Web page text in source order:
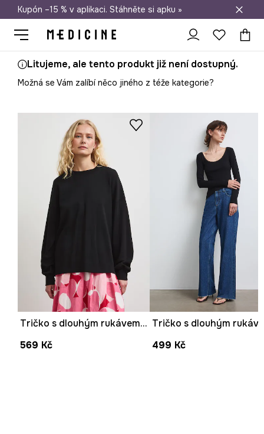
Doprava zdarma při nákupu nad 1 200 Kč
Kupón –15 % v aplikaci. Stáhněte si apku »
Litujeme, ale tento produkt již není dostupný.
Možná se Vám zalíbí něco jiného z téže kategorie?
Tričko s dlouhým rukávem dámské bavlněné hladké
569 Kč
499 Kč